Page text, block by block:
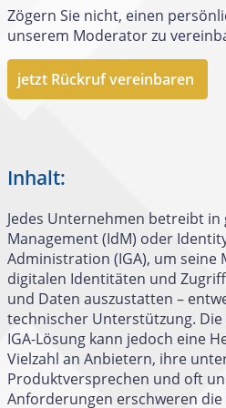
Zögern Sie nicht, einen
unserem Moderator zu
jetzt Rückruf vereinbaren
Inhalt:
Jedes Unternehmen betreibt in
Management (IdM) oder
Administration (IGA), um
digitalen Identitäten und
und Daten auszustatten –
technischer Unterstützung.
IGA-Lösung kann jedoch eine
Vielzahl an Anbietern, ihre
Produktversprechen und oft
Anforderungen erschweren